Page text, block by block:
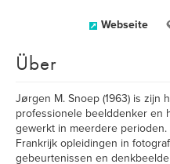
Webseite
Über
Jørgen M. Snoep (1963) is zijn
professionele beelddenker en
gewerkt in meerdere
Frankrijk opleidingen in
gebeurtenissen en